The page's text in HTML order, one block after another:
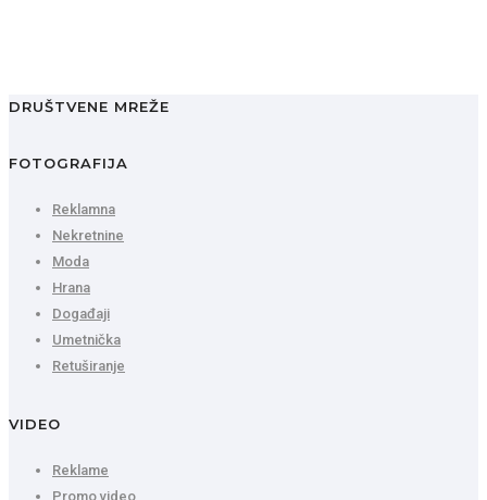
DRUŠTVENE MREŽE
FOTOGRAFIJA
Reklamna
Nekretnine
Moda
Hrana
Događaji
Umetnička
Retuširanje
VIDEO
Reklame
Promo video